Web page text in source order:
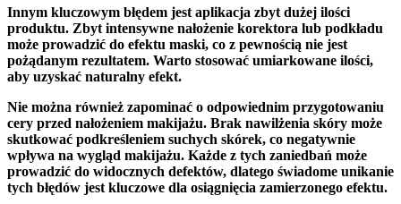
Innym kluczowym błędem jest aplikacja zbyt dużej ilości
produktu. Zbyt intensywne nałożenie korektora lub podkładu
może prowadzić do efektu maski, co z pewnością nie jest
pożądanym rezultatem. Warto stosować umiarkowane ilości,
aby uzyskać naturalny efekt.
Nie można również zapominać o odpowiednim przygotowaniu
cery przed nałożeniem makijażu. Brak nawilżenia skóry może
skutkować podkreśleniem suchych skórek, co negatywnie
wpływa na wygląd makijażu. Każde z tych zaniedbań może
prowadzić do widocznych defektów, dlatego świadome unikanie
tych błędów jest kluczowe dla osiągnięcia zamierzonego efektu.